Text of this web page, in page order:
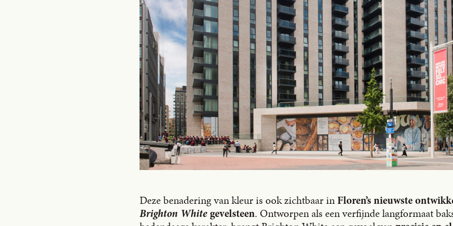
Deze benadering van kleur is ook zichtbaar in Floren’s nieuwste
Brighton White gevelsteen. Ontworpen als een verfijnde langformaat